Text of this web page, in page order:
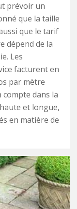
prévoir un
que la taille
que le tarif
dépend de la
Les
facturent en
par mètre
dans la
et longue,
en matière de